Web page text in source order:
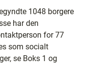
1048 borgere
har den
for 77
som socialt
se Boks 1 og